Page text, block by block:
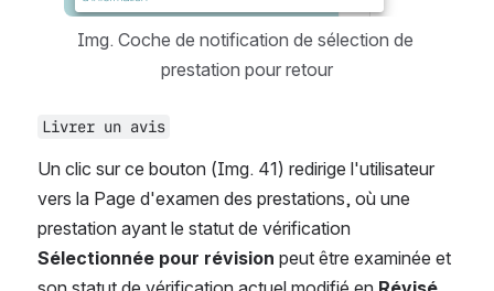
Img. Coche de notification de sélection de
prestation pour retour
Livrer un avis
Un clic sur ce bouton (Img. 41) redirige l'utilisateur
vers la Page d'examen des prestations, où une
Sélectionnée pour révision peut être examinée et